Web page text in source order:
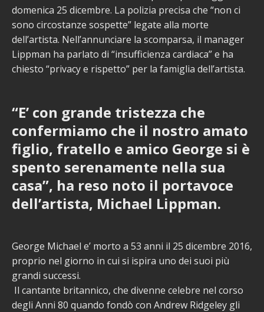
domenica 25 dicembre. La polizia precisa che “non ci
sono circostanze sospette” legate alla morte
dell’artista. Nell’annunciare la scomparsa, il manager
Lippman ha parlato di “insufficienza cardiaca” e ha
chiesto “privacy e rispetto” per la famiglia dell’artista.
“E’ con grande tristezza che
confermiamo che il nostro amato
figlio, fratello e amico George si è
spento serenamente nella sua
casa”, ha reso noto il portavoce
dell’artista, Michael Lippman.
George Michael e’ morto a 53 anni il 25 dicembre 2016,
proprio nel giorno in cui si ispira uno dei suoi più
grandi successi.
Il cantante britannico, che divenne celebre nel corso
degli Anni 80 quando fondò con Andrew Ridgeley gli